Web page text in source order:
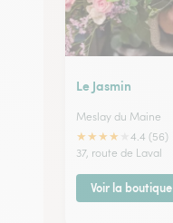
Le Jasmin
Meslay du Maine
★★★★
4.4 (56)
37, route de Laval
Voir la boutique